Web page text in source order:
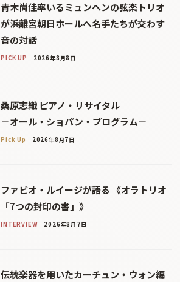
青木尚佳率いるミュンヘンの弦楽トリオ
が浜離宮朝日ホールへ――名手たちが交わす
音の対話
PICK UP 2026年8月8日
桑原志織 ピアノ・リサイタル
－オール・ショパン・プログラム－
Pick Up 2026年8月7日
ファビオ・ルイージが語る 《オラトリオ
「7つの封印の書」》
INTERVIEW 2026年8月7日
伝統楽器を用いたカーチュン・ウォン編